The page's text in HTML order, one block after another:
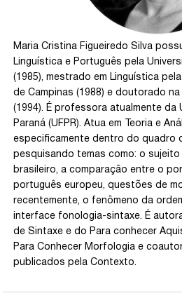
Maria Cristina Figueiredo Silva
Linguística e Português pela
(1985), mestrado em Linguística
de Campinas (1988) e doutorado
(1994). É professora atualmente da
Paraná (UFPR). Atua em Teoria e
especificamente dentro do quadro
pesquisando temas como: o
brasileiro, a comparação entre o
português europeu, questões de
recentemente, o fenômeno da
interface fonologia-sintaxe. É
de Sintaxe e do Para conhecer
Para Conhecer Morfologia e
publicados pela Contexto.